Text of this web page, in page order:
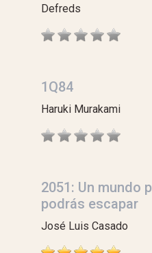
Defreds
1Q84
Haruki Murakami
2051: Un mundo
podrás escapar
José Luis Casado